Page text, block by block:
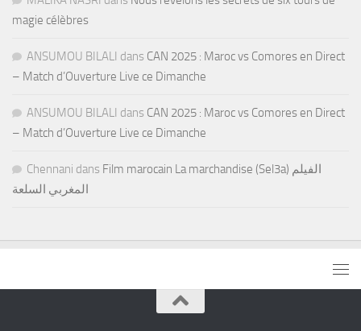
magie célèbres
ANSUMOU BILALI dans CAN 2025 : Maroc vs Comores en Direct
– Match d’Ouverture Live ce Dimanche
ANSUMOU BILALI dans CAN 2025 : Maroc vs Comores en Direct
– Match d’Ouverture Live ce Dimanche
Chennani dans Film marocain La marchandise (Sel3a) الفيلم
المغربي السلعة